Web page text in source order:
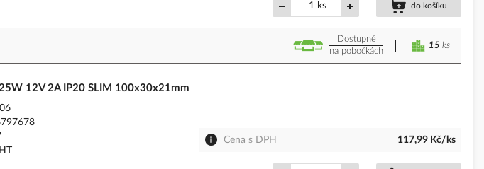
ks do košíku
Dostupné
na pobočkách
15 ks
12V 2A IP20 SLIM 100x30x21mm
Cena s DPH 117,99 Kč/ks